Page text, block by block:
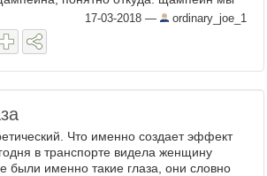
всегда покупаем на скидосах. типа
вдова или муум или там моётик
17-03-2018 — ordinary_joe_1
Что именно создает эффект
в транспорте видела женщину
были именно такие глаза, они словно